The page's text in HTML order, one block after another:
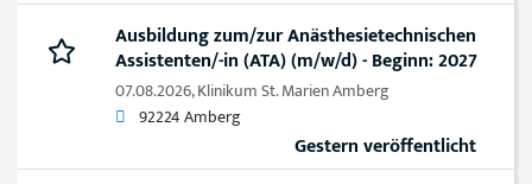
Ausbildung zum/zur Anästhesietechnischen
Assistenten/-in (ATA) (m/w/d) - Beginn: 2027
07.08.2026,Klinikum St. Marien Amberg
92224 Amberg
Gestern veröffentlicht